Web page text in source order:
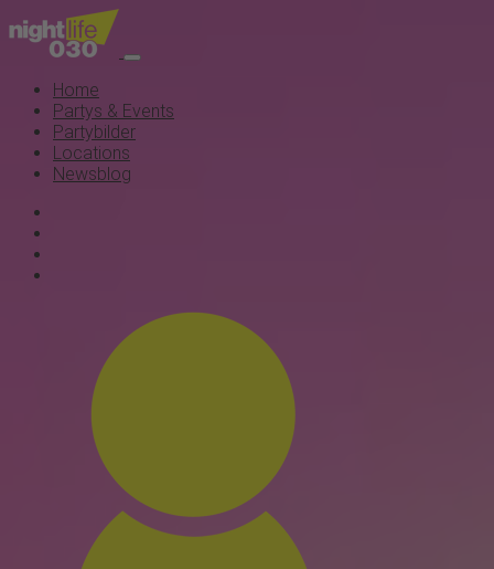
Home
Partys & Events
Partybilder
Locations
Newsblog